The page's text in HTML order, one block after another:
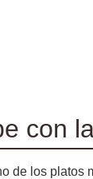
con
de los platos